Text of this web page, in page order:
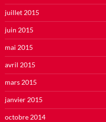
juillet 2015
juin 2015
mai 2015
avril 2015
mars 2015
janvier 2015
octobre 2014